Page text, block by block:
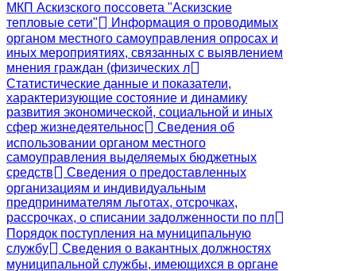
МКП Аскизского поссовета "Аскизские
тепловые сети"
Информация о проводимых
органом местного самоуправления опросах и
иных мероприятиях, связанных с выявлением
мнения граждан (физических л
Статистические данные и показатели,
характеризующие состояние и динамику
развития экономической, социальной и иных
сфер жизнедеятельнос
Сведения об
использовании органом местного
самоуправления выделяемых бюджетных
средств
Сведения о предоставленных
организациям и индивидуальным
предпринимателям льготах, отсрочках,
рассрочках, о списании задолженности по пл
Порядок поступления на муниципальную
службу
Сведения о вакантных должностях
муниципальной службы, имеющихся в органе